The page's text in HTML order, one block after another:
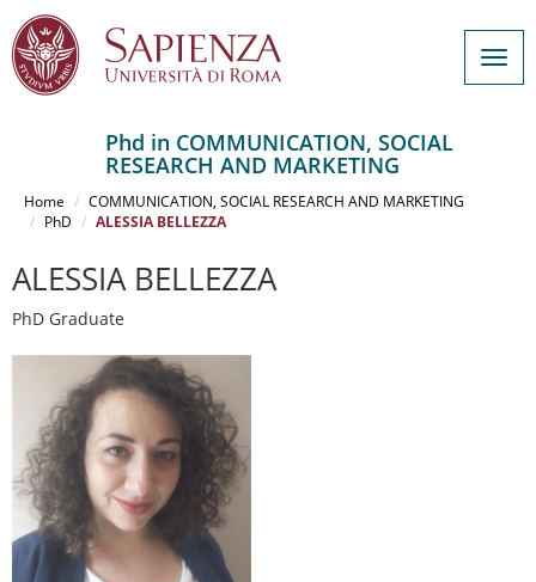
contenuto
Phd in COMMUNICATION, SOCIAL
RESEARCH AND MARKETING
Home
COMMUNICATION, SOCIAL RESEARCH AND MARKETING
PhD
ALESSIA BELLEZZA
ALESSIA BELLEZZA
PhD Graduate